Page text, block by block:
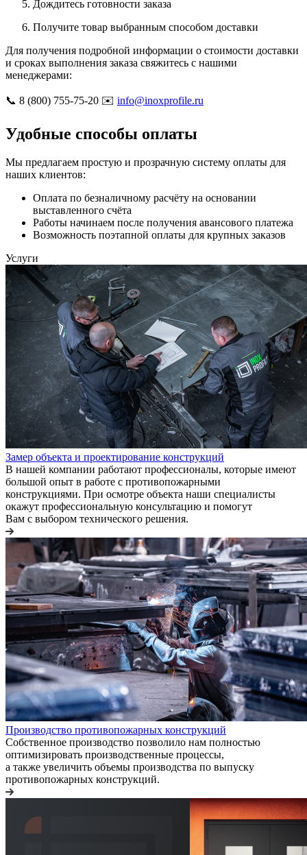
Дождитесь готовности заказа
Получите товар выбранным способом доставки
Для получения подробной информации о стоимости доставки
и сроках выполнения заказа свяжитесь с нашими
менеджерами:
📞 8 (800) 755-75-20 ✉️ info@inoxprofile.ru
Удобные способы оплаты
Мы предлагаем простую и прозрачную систему оплаты для
наших клиентов:
Оплата по безналичному расчёту на основании
выставленного счёта
Работы начинаем после получения авансового платежа
Возможность поэтапной оплаты для крупных заказов
Услуги
Замер объекта и проектирование конструкций
В нашей компании работают профессионалы, которые имеют
большой опыт в работе с противопожарными
конструкциями. При осмотре объекта наши специалисты
окажут профессиональную консультацию и помогут
Вам с выбором технического решения.
Производство противопожарных конструкций
Собственное производство позволило нам полностью
оптимизировать производственные процессы,
а также увеличить объемы производства по выпуску
противопожарных конструкций.